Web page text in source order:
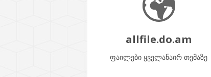
allfile.do.am
ფაილები ყველანაირ თემაზე